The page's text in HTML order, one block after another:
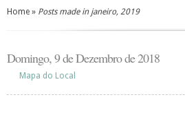
Home » Posts made in janeiro, 2019
Domingo, 9 de Dezembro de 2018
Mapa do Local